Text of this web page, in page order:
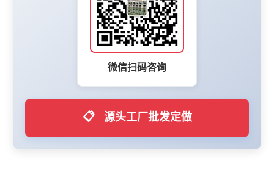
微信扫码咨询
📋 源头工厂批发定做